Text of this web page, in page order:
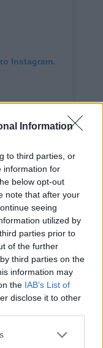
Information
to third parties, or
information for
below opt-out
note that after your
seeing
utilized by
parties prior to
of the further
third parties on the
information may
the IAB’s List of
disclose it to other
or more Google
Instagram.
δεν είναι
styling να